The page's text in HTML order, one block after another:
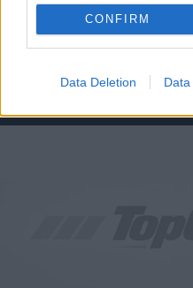
CONFIRM
Data Deletion Data
ΚΥΡ, 09 ΙΟΥΝ 2024
Ο λόγος που μπορεί
επιστήμονας